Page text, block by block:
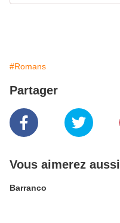
#Romans
Partager
Vous aimerez aussi
Barranco